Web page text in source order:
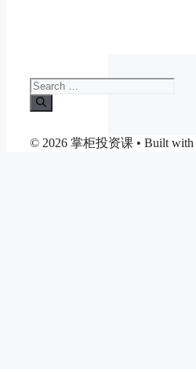
Search
for:
© 2026 掌柜投资课 • Built with